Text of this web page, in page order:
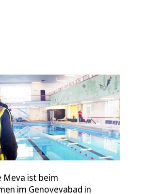
Meva ist beim
im Genovevabad in